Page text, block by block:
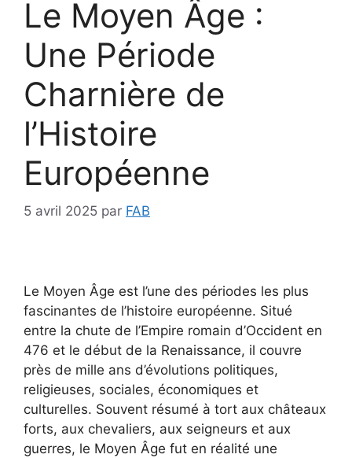
Le Moyen Âge :
Une Période
Charnière de
l’Histoire
Européenne
5 avril 2025 par FAB
Le Moyen Âge est l’une des périodes les plus
fascinantes de l’histoire européenne. Situé
entre la chute de l’Empire romain d’Occident en
476 et le début de la Renaissance, il couvre
près de mille ans d’évolutions politiques,
religieuses, sociales, économiques et
culturelles. Souvent résumé à tort aux châteaux
forts, aux chevaliers, aux seigneurs et aux
guerres, le Moyen Âge fut en réalité une